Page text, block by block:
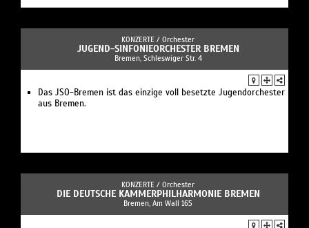
KONZERTE / Orchester
JUGEND-SINFONIEORCHESTER BREMEN
Bremen, Schleswiger Str. 4
Das JSO-Bremen ist das einzige voll besetzte Jugendorchester
aus Bremen.
KONZERTE / Orchester
DIE DEUTSCHE KAMMER­PHILHARMONIE BREMEN
Bremen, Am Wall 165